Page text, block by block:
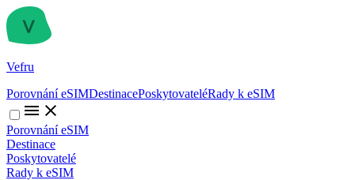
Vefru
Porovnání eSIMDestinacePoskytovateléRady k eSIM
Porovnání eSIM
Destinace
Poskytovatelé
Rady k eSIM